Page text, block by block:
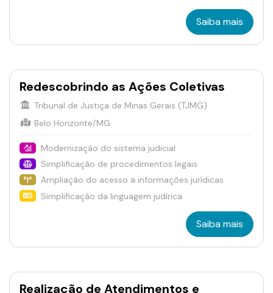
Saiba mais
Redescobrindo as Ações Coletivas
Tribunal de Justiça de Minas Gerais (TJMG)
Belo Horizonte/MG
Modernização do sistema judicial
Simplificação de procedimentos legais
Ampliação do acesso a informações jurídicas
Simplificação da linguagem judírica
Saiba mais
Realização de Atendimentos e